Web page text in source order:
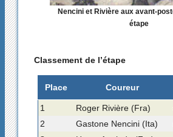
Nencini et Rivière aux avant-
étape
Classement de l’étape
Place Coureur
1 Roger Rivière (Fra)
2
Gastone Nencini (Ita)